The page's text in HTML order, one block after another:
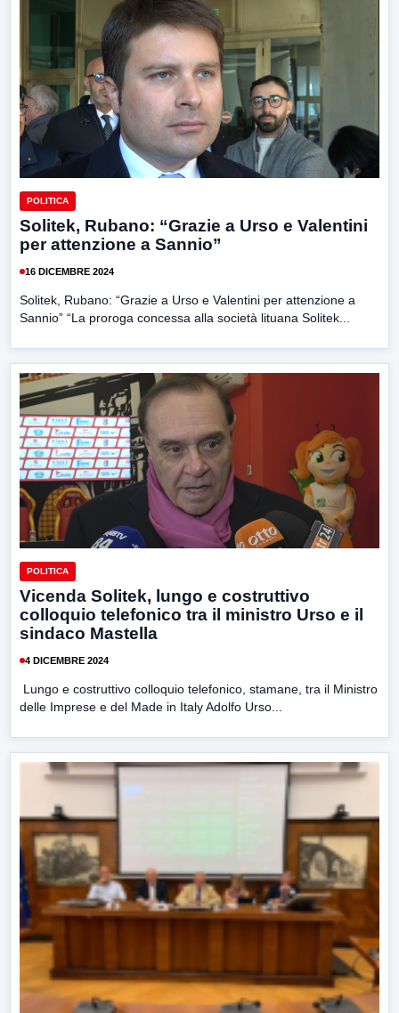
POLITICA
Solitek, Rubano: “Grazie a Urso e Valentini
per attenzione a Sannio”
16 DICEMBRE 2024
Solitek, Rubano: “Grazie a Urso e Valentini per attenzione a
Sannio” “La proroga concessa alla società lituana Solitek...
POLITICA
Vicenda Solitek, lungo e costruttivo
colloquio telefonico tra il ministro Urso e il
sindaco Mastella
4 DICEMBRE 2024
Lungo e costruttivo colloquio telefonico, stamane, tra il Ministro
delle Imprese e del Made in Italy Adolfo Urso...